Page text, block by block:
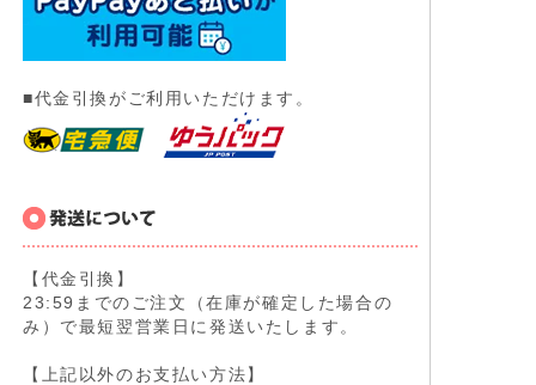
■代金引換がご利用いただけます。
【代金引換】
23:59までのご注文（在庫が確定した場合の
み）で最短翌営業日に発送いたします。
【上記以外のお支払い方法】